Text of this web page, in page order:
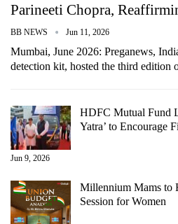
Parineeti Chopra,
BB NEWS Jun 11, 2026
Mumbai, June 2026: Preganews,
detection kit, hosted the third
HDFC Mutual Fund
Yatra’ to Encourage
Jun 9, 2026
Millennium Mams to
Session for Women